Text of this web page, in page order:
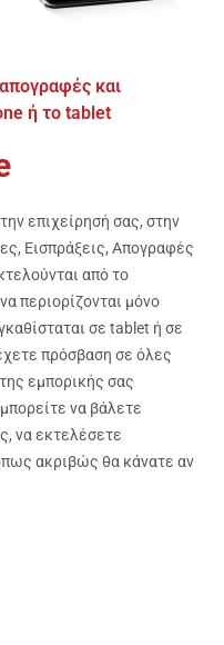
και
ή το tablet
επιχείρησή σας, στην
Εισπράξεις, Απογραφές
από το
περιορίζονται μόνο
σε tablet ή σε
πρόσβαση σε όλες
εμπορικής σας
να βάλετε
να εκτελέσετε
ακριβώς θα κάνατε αν